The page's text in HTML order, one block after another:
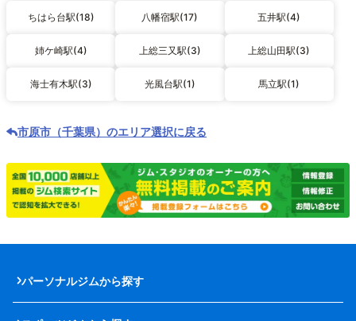
ちはら台駅(18) 八幡宿駅(17) 五井駅(4)
姉ケ崎駅(4) 上総三又駅(3) 上総山田駅(3)
海士有木駅(3) 光風台駅(1) 馬立駅(1)
市原市（千葉県）のエリア選択に戻る
パーソナルジムから探す